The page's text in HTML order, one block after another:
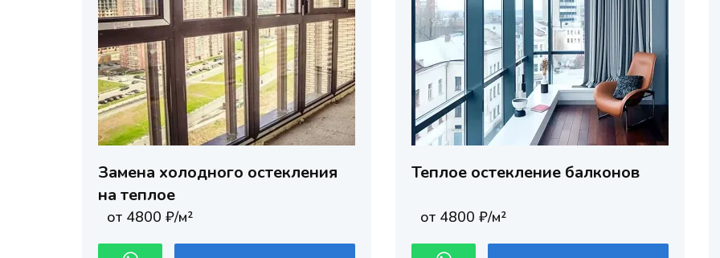
Замена холодного остекления
на теплое
от 4800 ₽/м²
Теплое остекление балконов
от 4800 ₽/м²